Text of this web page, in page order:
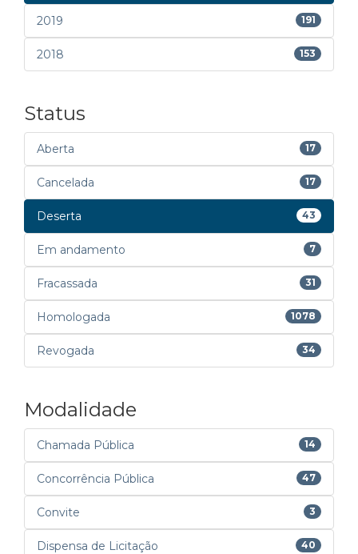
2019 191
2018 153
Status
Aberta 17
Cancelada 17
Deserta 43
Em andamento 7
Fracassada 31
Homologada 1078
Revogada 34
Modalidade
Chamada Pública 14
Concorrência Pública 47
Convite 3
Dispensa de Licitação 40